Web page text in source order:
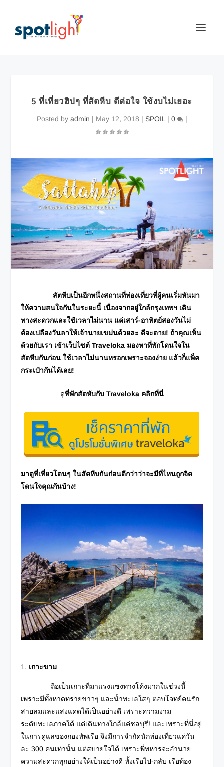
5 ที่เที่ยวฮิปๆ ที่สัตหีบ ดีต่อใจ ใช้งบไม่เยอะ
Posted by admin | May 12, 2018 | SPOIL | 0 |
สัตหีบเป็นอีกหนึ่งสถานที่ท่องเที่ยวที่ผู้คนเริ่มหันมา
ให้ความสนใจกันในระยะนี้ เนื่องจากอยู่ใกล้กรุงเทพฯ เดิน
ทางสะดวกและใช้เวลาไม่นาน แค่เสาร์-อาทิตย์สองวันไม่
ต้องเปลืองวันลาให้เจ้านายเขม่นด้วยละ ดีจะตาย! ถ้าคุณเห็น
ด้วยกับเรา เข้าเว็บไซต์Traveloka มองหาที่พักโดนใจใน
สัตหีบกันก่อน ใช้เวลาไม่นานหรอกเพราะจองง่าย แล้วก็แพ็ค
กระเป๋ากันได้เลย!
ดูที่พักสัตหับกับ Traveloka คลิกที่นี่
มาดูที่เที่ยวโดนๆ ในสัตหีบกันก่อนดีกว่าว่าจะมีที่ไหนถูกจิต
โดนใจคุณกันบ้าง!
เกาะขาม
ถือเป็นเกาะที่มาแรงแซงทางโค้งมากในช่วงนี้
เพราะมีทั้งหาดทรายขาวๆ และน้ำทะเลใสๆ ตอบโจทย์คนรัก
สายลมและแสงแดดได้เป็นอย่างดี เพราะความงาม
ระดับทะเลภาคใต้ แต่เดินทางใกล้แค่ชลบุรี! และเพราะที่นี่อยู่
ในการดูแลของกองทัพเรือ จึงมีการจำกัดนักท่องเที่ยวแค่วัน
ละ 300 คนเท่านั้น แต่สบายใจได้ เพราะพี่ทหารจะอำนวย
ความสะดวกทุกอย่างให้เป็นอย่างดี ทั้งเรือไป-กลับ เรือท้อง